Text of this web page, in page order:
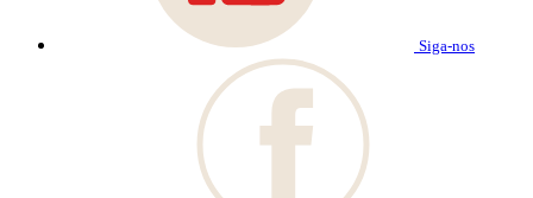
Siga-nos